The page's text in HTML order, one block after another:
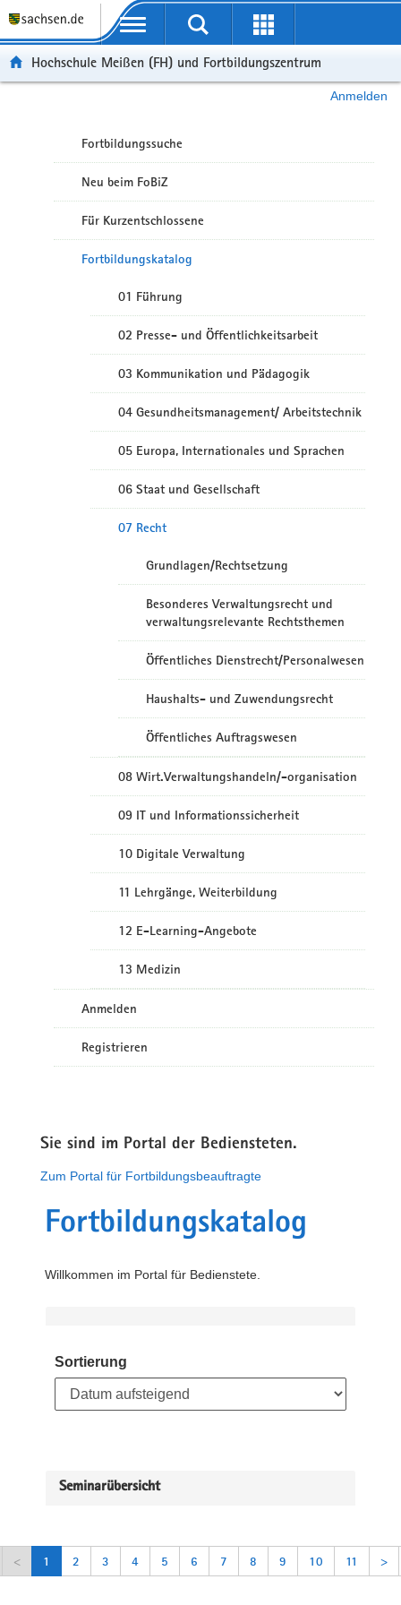
Portalübergreifende Navigation
Hochschule Meißen (FH) und Fortbildungszentrum
Anmelden
Fortbildungssuche
Neu beim FoBiZ
Für Kurzentschlossene
Fortbildungskatalog
01 Führung
02 Presse- und Öffentlichkeitsarbeit
03 Kommunikation und Pädagogik
04 Gesundheitsmanagement/ Arbeitstechnik
05 Europa, Internationales und Sprachen
06 Staat und Gesellschaft
07 Recht
Grundlagen/Rechtsetzung
Besonderes Verwaltungsrecht und
verwaltungsrelevante Rechtsthemen
Öffentliches Dienstrecht/Personalwesen
Haushalts- und Zuwendungsrecht
Öffentliches Auftragswesen
08 Wirt.Verwaltungshandeln/-organisation
09 IT und Informationssicherheit
10 Digitale Verwaltung
11 Lehrgänge, Weiterbildung
12 E-Learning-Angebote
13 Medizin
Anmelden
Registrieren
Sie sind im Portal der Bediensteten.
Zum Portal für Fortbildungsbeauftragte
Fortbildungskatalog
Willkommen im Portal für Bedienstete.
Sortierung
Seminarübersicht
< 1 2 3 4 5 6 7 8 9 10 11 >